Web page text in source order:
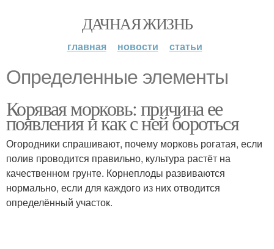
ДАЧНАЯ ЖИЗНЬ
главная новости статьи
Определенные элементы
Корявая морковь: причина ее
появления и как с ней бороться
Огородники спрашивают, почему морковь рогатая, если
полив проводится правильно, культура растёт на
качественном грунте. Корнеплоды развиваются
нормально, если для каждого из них отводится
определённый участок.